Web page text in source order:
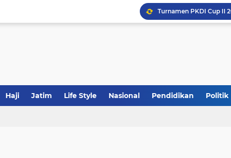
Khutbah Jumat:
Haji Jatim Life Style Nasional Pendidikan Politik